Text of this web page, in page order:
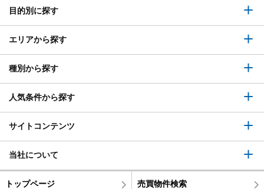
目的別に探す
エリアから探す
種別から探す
人気条件から探す
サイトコンテンツ
当社について
トップページ 売買物件検索